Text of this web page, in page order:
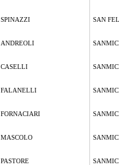
SPINAZZI SAN
ANDREOLI
CASELLI
FALANELLI
FORNACIARI
MASCOLO
PASTORE